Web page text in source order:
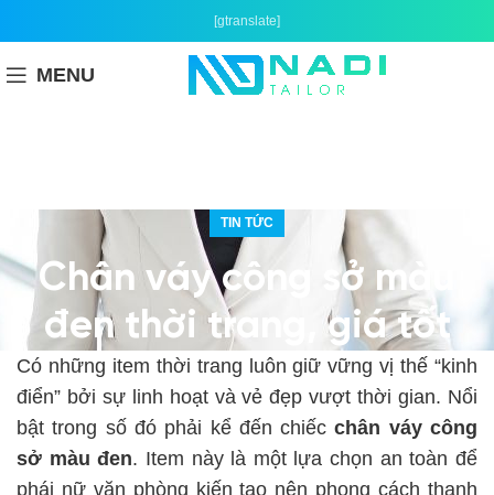
[gtranslate]
MENU
TIN TỨC
Chân váy công sở màu
đen thời trang, giá tốt
Có những item thời trang luôn giữ vững vị thế “kinh
điển” bởi sự linh hoạt và vẻ đẹp vượt thời gian. Nổi
bật trong số đó phải kể đến chiếcchân váy công
sở màu đen. Item này là một lựa chọn an toàn để
phái nữ văn phòng kiến tạo nên phong cách thanh